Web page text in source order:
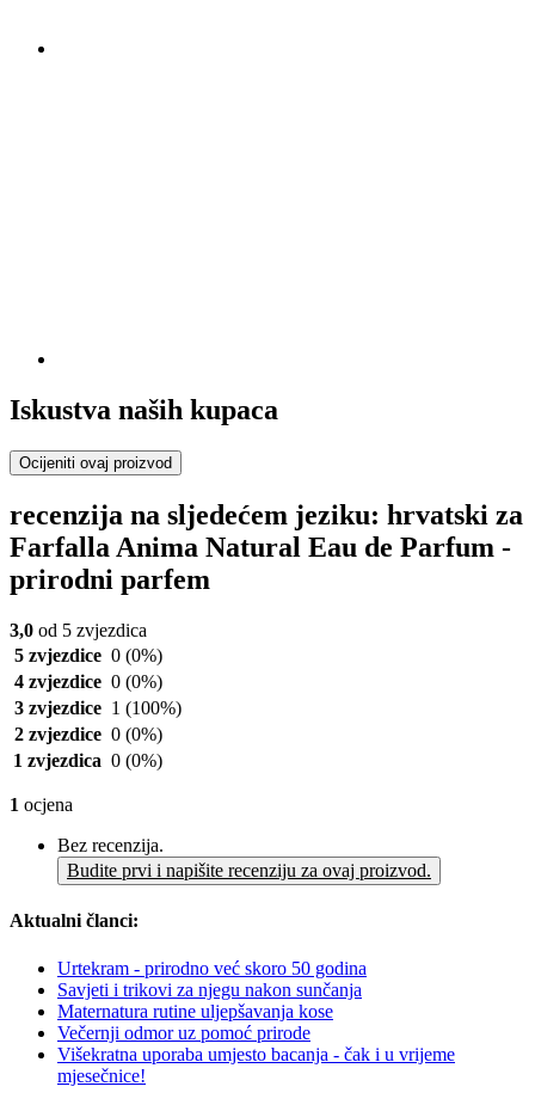
Iskustva naših kupaca
Ocijeniti ovaj proizvod
recenzija na sljedećem jeziku: hrvatski za
Farfalla Anima Natural Eau de Parfum -
prirodni parfem
3,0 od 5 zvjezdica
5 zvjezdice 0 (0%)
4 zvjezdice 0 (0%)
3 zvjezdice 1 (100%)
2 zvjezdice 0 (0%)
1 zvjezdica 0 (0%)
1 ocjena
Bez recenzija.
Budite prvi i napišite recenziju za ovaj proizvod.
Aktualni članci:
Urtekram - prirodno već skoro 50 godina
Savjeti i trikovi za njegu nakon sunčanja
Maternatura rutine uljepšavanja kose
Večernji odmor uz pomoć prirode
Višekratna uporaba umjesto bacanja - čak i u vrijeme
mjesečnice!